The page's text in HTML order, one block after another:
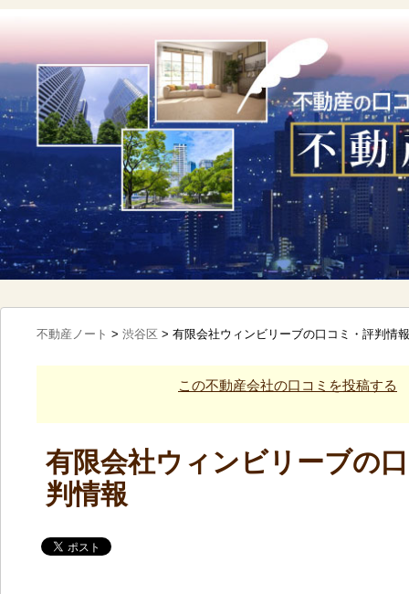
不動産ノート > 渋谷区 > 有限会社ウィンビリーブの口コミ・評判情報
この不動産会社の口コミを投稿する
有限会社ウィンビリーブの
判情報